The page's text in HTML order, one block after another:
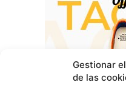
Gestionar
de las